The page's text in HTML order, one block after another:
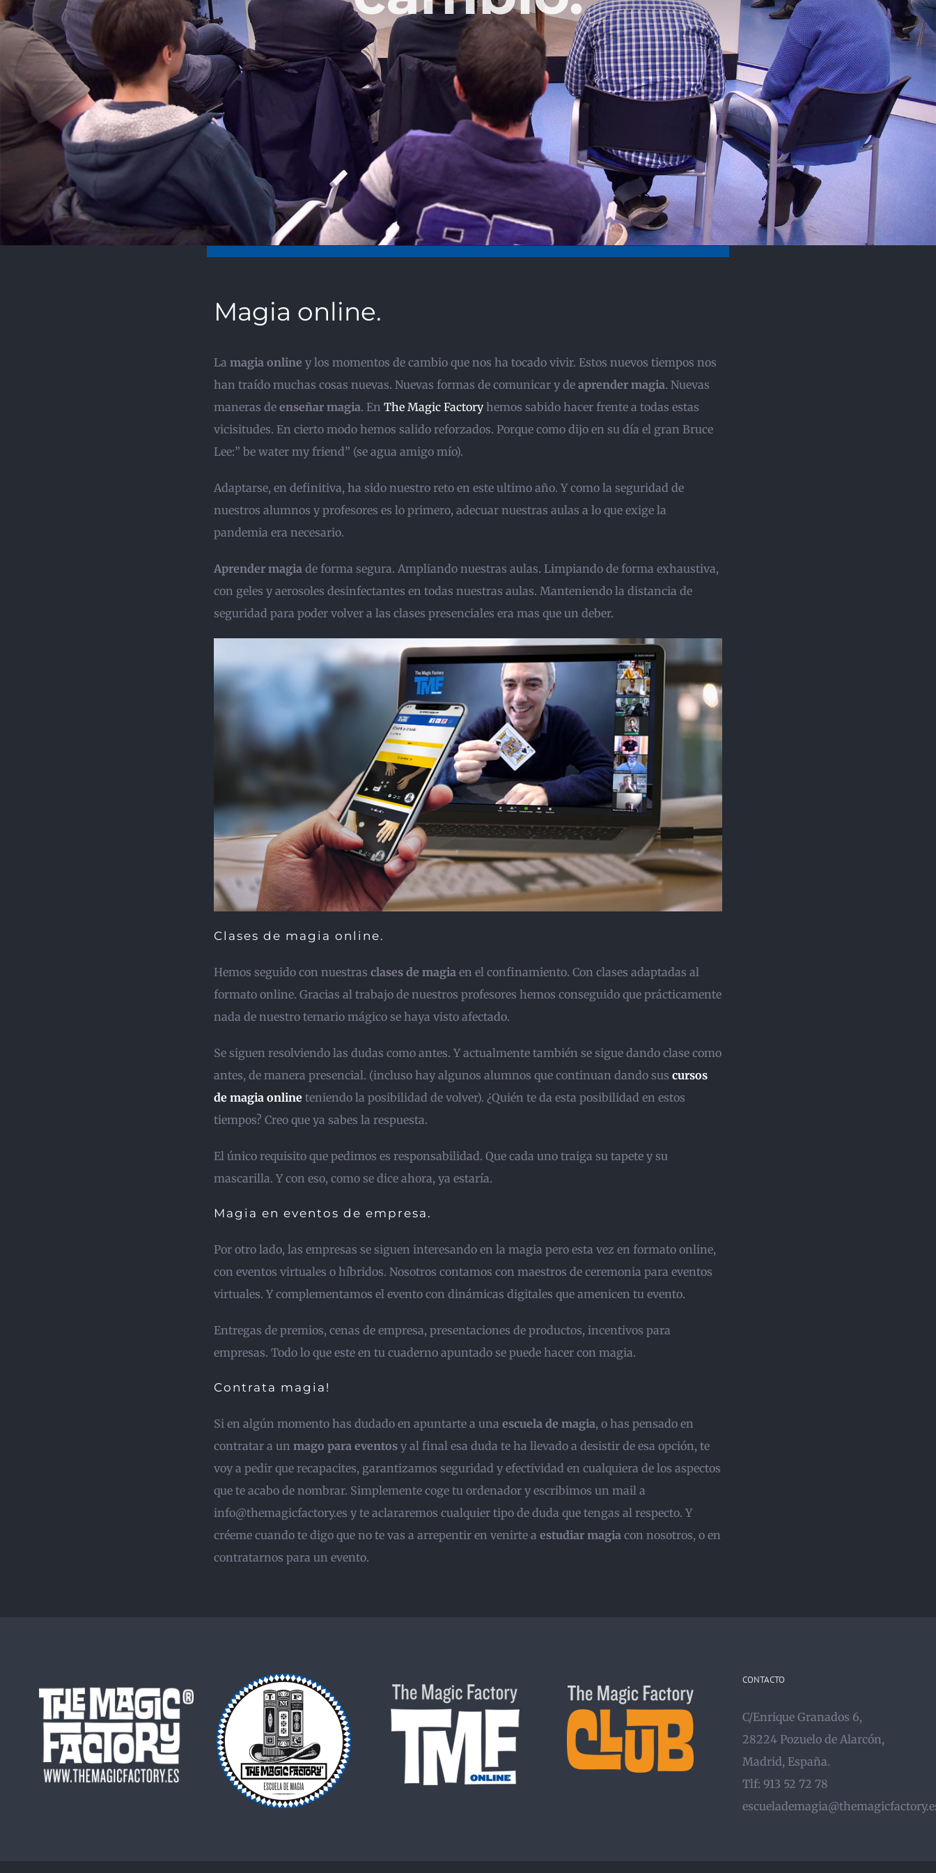
Magia online.
La magia online y los momentos de cambio que nos ha tocado vivir. Estos nuevos tiempos nos
han traído muchas cosas nuevas. Nuevas formas de comunicar y de aprender magia. Nuevas
maneras de enseñar magia. En The Magic Factoryhemos sabido hacer frente a todas estas
vicisitudes. En cierto modo hemos salido reforzados. Porque como dijo en su día el gran Bruce
Lee:” be water my friend” (se agua amigo mío).
Adaptarse, en definitiva, ha sido nuestro reto en este ultimo año. Y como la seguridad de
nuestros alumnos y profesores es lo primero, adecuar nuestras aulas a lo que exige la
pandemia era necesario.
Aprender magia de forma segura. Ampliando nuestras aulas. Limpiando de forma exhaustiva,
con geles y aerosoles desinfectantes en todas nuestras aulas. Manteniendo la distancia de
seguridad para poder volver a las clases presenciales era mas que un deber.
Clases de magia online.
Hemos seguido con nuestras clases de magia en el confinamiento. Con clases adaptadas al
formato online. Gracias al trabajo de nuestros profesores hemos conseguido que prácticamente
nada de nuestro temario mágico se haya visto afectado.
Se siguen resolviendo las dudas como antes. Y actualmente también se sigue dando clase como
antes, de manera presencial. (incluso hay algunos alumnos que continuan dando sus cursos
de magia online teniendo la posibilidad de volver). ¿Quién te da esta posibilidad en estos
tiempos? Creo que ya sabes la respuesta.
El único requisito que pedimos es responsabilidad. Que cada uno traiga su tapete y su
mascarilla. Y con eso, como se dice ahora, ya estaría.
Magia en eventos de empresa.
Por otro lado, las empresas se siguen interesando en la magia pero esta vez en formato online,
con eventos virtuales o híbridos. Nosotros contamos con maestros de ceremonia para eventos
virtuales. Y complementamos el evento con dinámicas digitales que amenicen tu evento.
Entregas de premios, cenas de empresa, presentaciones de productos, incentivos para
empresas. Todo lo que este en tu cuaderno apuntado se puede hacer con magia.
Contrata magia!
Si en algún momento has dudado en apuntarte a una escuela de magia, o has pensado en
contratar a un mago para eventos y al final esa duda te ha llevado a desistir de esa opción, te
voy a pedir que recapacites, garantizamos seguridad y efectividad en cualquiera de los aspectos
que te acabo de nombrar. Simplemente coge tu ordenador y escribimos un mail a
info@themagicfactory.es y te aclararemos cualquier tipo de duda que tengas al respecto. Y
créeme cuando te digo que no te vas a arrepentir en venirte a estudiar magia con nosotros, o en
contratarnos para un evento.
CONTACTO
C/Enrique Granados 6,
28224 Pozuelo de Alarcón,
Madrid, España.
Tlf: 913 52 72 78